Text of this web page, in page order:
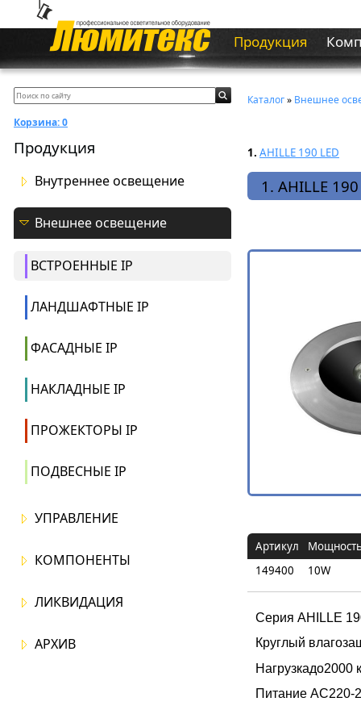
Продукция
Корзина:0
Продукция
Внутреннее освещение
Внешнее освещение
ВСТРОЕННЫЕ IP
ЛАНДШАФТНЫЕ IP
ФАСАДНЫЕ IP
НАКЛАДНЫЕ IP
ПРОЖЕКТОРЫ IP
ПОДВЕСНЫЕ IP
УПРАВЛЕНИЕ
КОМПОНЕНТЫ
ЛИКВИДАЦИЯ
АРХИВ
Каталог» Внешнее
1. AHILLE 190 LED
1. AHILLE
Артикул
149400
10W
Серия AHILLE
Круглый
Нагрузкадо2000
Питание AC220-